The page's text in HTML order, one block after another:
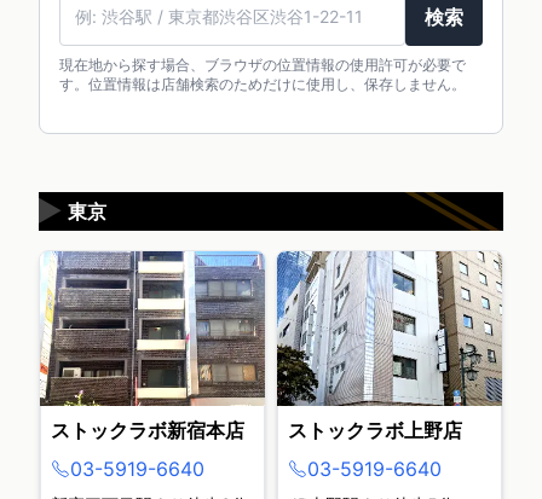
検索
現在地から探す場合、ブラウザの位置情報の使用許可が必要で
す。位置情報は店舗検索のためだけに使用し、保存しません。
東京
▶
ストックラボ新宿本店
03-5919-6640
ストックラボ上野店
03-5919-6640